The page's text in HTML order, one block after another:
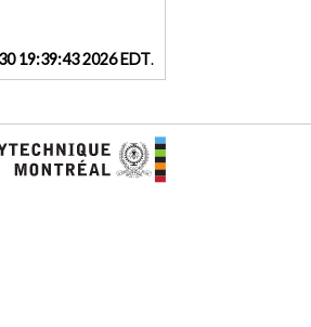
19:39:43 2026 EDT.